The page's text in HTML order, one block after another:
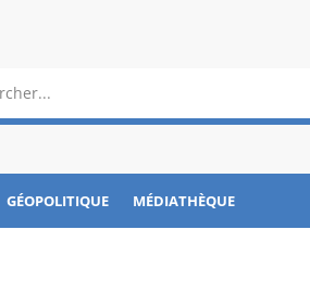
GÉOPOLITIQUE MÉDIATHÈQUE